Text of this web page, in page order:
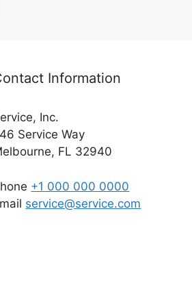
Information
Inc.
Service Way
FL 32940
+1 000 000 0000
service@service.com